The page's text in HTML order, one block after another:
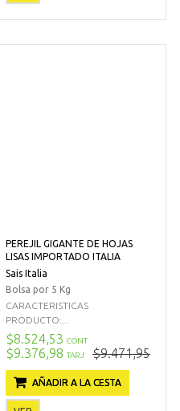
PEREJIL GIGANTE DE HOJAS
LISAS IMPORTADO ITALIA
Sais Italia
Bolsa por 5 Kg
CARACTERISTICAS
PRODUCTO:...
$8.524,53 CONT
$9.376,98 TARJ $9.471,95
AÑADIR A LA CESTA